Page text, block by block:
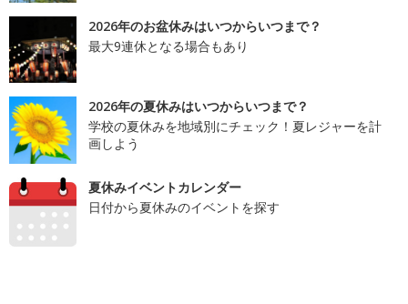
2026年のお盆休みはいつからいつまで？
最大9連休となる場合もあり
2026年の夏休みはいつからいつまで？
学校の夏休みを地域別にチェック！夏レジャーを計
画しよう
夏休みイベントカレンダー
日付から夏休みのイベントを探す